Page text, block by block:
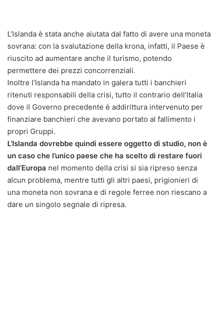
L’Islanda è stata anche aiutata dal fatto di avere una moneta
sovrana: con la svalutazione della krona, infatti, il Paese è
riuscito ad aumentare anche il turismo, potendo
permettere dei prezzi concorrenziali.
Inoltre l’Islanda ha mandato in galera tutti i banchieri
ritenuti responsabili della crisi, tutto il contrario dell’Italia
dove il Governo precedente è addirittura intervenuto per
finanziare banchieri che avevano portato al fallimento i
propri Gruppi.
L’Islanda dovrebbe quindi essere oggetto di studio, non è
un caso che l’unico paese che ha scelto di restare fuori
dall’Europa nel momento della crisi si sia ripreso senza
alcun problema, mentre tutti gli altri paesi, prigionieri di
una moneta non sovrana e di regole ferree non riescano a
dare un singolo segnale di ripresa.